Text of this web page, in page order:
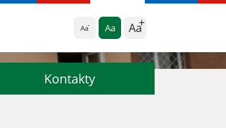
Aa Aa Aa
Kontakty